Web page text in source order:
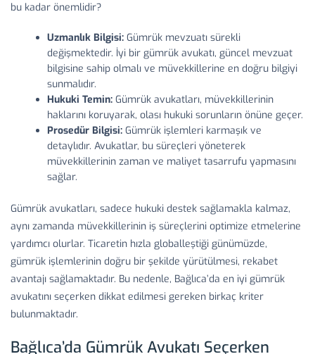
bu kadar önemlidir?
Uzmanlık Bilgisi: Gümrük mevzuatı sürekli
değişmektedir. İyi bir gümrük avukatı, güncel mevzuat
bilgisine sahip olmalı ve müvekkillerine en doğru bilgiyi
sunmalıdır.
Hukuki Temin: Gümrük avukatları, müvekkillerinin
haklarını koruyarak, olası hukuki sorunların önüne geçer.
Prosedür Bilgisi: Gümrük işlemleri karmaşık ve
detaylıdır. Avukatlar, bu süreçleri yöneterek
müvekkillerinin zaman ve maliyet tasarrufu yapmasını
sağlar.
Gümrük avukatları, sadece hukuki destek sağlamakla kalmaz,
aynı zamanda müvekkillerinin iş süreçlerini optimize etmelerine
yardımcı olurlar. Ticaretin hızla globalleştiği günümüzde,
gümrük işlemlerinin doğru bir şekilde yürütülmesi, rekabet
avantajı sağlamaktadır. Bu nedenle, Bağlıca’da en iyi gümrük
avukatını seçerken dikkat edilmesi gereken birkaç kriter
bulunmaktadır.
Bağlıca’da Gümrük Avukatı Seçerken